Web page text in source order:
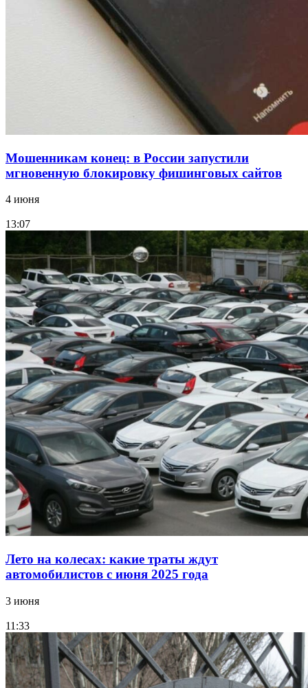
Волгоградские компании нарастили экспорт:
заключены контракты на 3,6 млн долларов
Мошенникам конец: в России запустили
мгновенную блокировку фишинговых сайтов
4 июня
13:07
Лето на колесах: какие траты ждут
автомобилистов с июня 2025 года
3 июня
11:33